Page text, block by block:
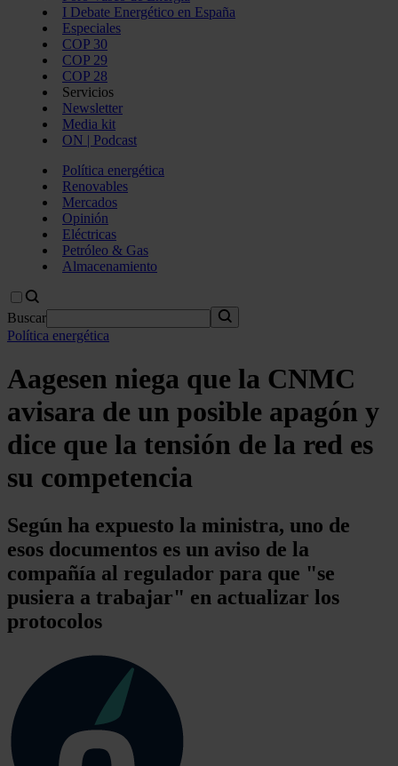
I Debate Energético en España
Especiales
COP 30
COP 29
COP 28
Servicios
Newsletter
Media kit
ON | Podcast
Política energética
Renovables
Mercados
Opinión
Eléctricas
Petróleo & Gas
Almacenamiento
Buscar
Política energética
Aagesen niega que la CNMC
avisara de un posible apagón y
dice que la tensión de la red es
su competencia
Según ha expuesto la ministra, uno de
esos documentos es un aviso de la
compañía al regulador para que "se
pusiera a trabajar" en actualizar los
protocolos